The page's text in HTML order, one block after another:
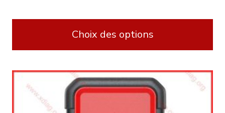
Choix des options
produit
plusieurs